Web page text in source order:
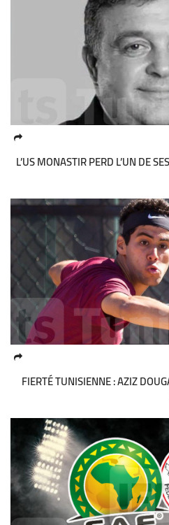
L’US MONASTIR PERD L’UN DE
FIERTÉ TUNISIENNE : AZIZ